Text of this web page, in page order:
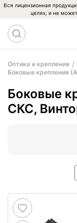
Вся лицензионная
целях, и не
Оптика и крепления
Боковые крепления
Боковые
СКС,